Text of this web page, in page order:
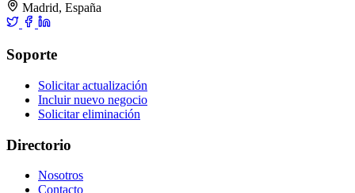
Madrid, España
Soporte
Solicitar actualización
Incluir nuevo negocio
Solicitar eliminación
Directorio
Nosotros
Contacto